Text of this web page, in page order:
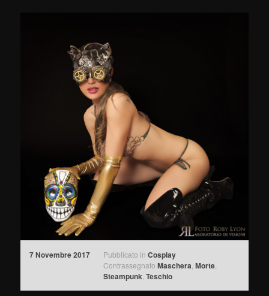
7 Novembre 2017 Pubblicato in Cosplay
Contrassegnato Maschera Morte,
Steampunk Teschio